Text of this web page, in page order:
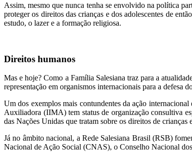
Assim, mesmo que nunca tenha se envolvido na política
proteger os direitos das crianças e dos adolescentes de
estudo, o lazer e a formação religiosa.
Direitos humanos
Mas e hoje? Como a Família Salesiana traz para a
representação em organismos internacionais para a defesa
Um dos exemplos mais contundentes da ação
Auxiliadora (IIMA) tem status de organização consultiva
das Nações Unidas que tratam sobre os direitos de crianças
Já no âmbito nacional, a Rede Salesiana Brasil (RSB)
Nacional de Ação Social (CNAS), o Conselho Nacional